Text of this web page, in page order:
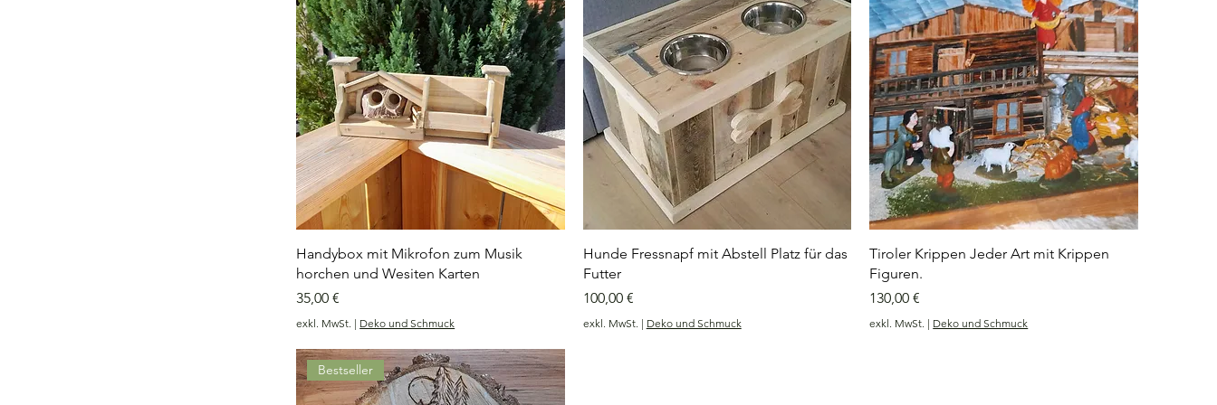
Handybox mit Mikrofon zum Musik
horchen und Wesiten Karten
Preis
35,00 €
exkl. MwSt. | Deko und Schmuck
Hunde Fressnapf mit Abstell Platz für das
Futter
Preis
100,00 €
exkl. MwSt. | Deko und Schmuck
Tiroler Krippen Jeder Art mit Krippen
Figuren.
Preis
130,00 €
exkl. MwSt. | Deko und Schmuck
Bestseller